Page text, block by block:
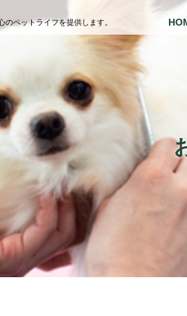
ペットライフを提供します。